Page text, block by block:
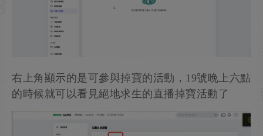
右上角顯示的是可參與掉寶的活動，19號晚上六點
的時候就可以看見絕地求生的直播掉寶活動了